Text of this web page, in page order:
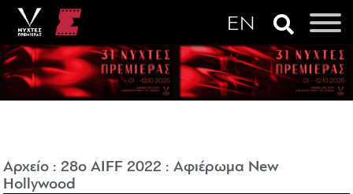
Αρχείο :28o AIFF 2022 :Αφιέρωμα New
Hollywood